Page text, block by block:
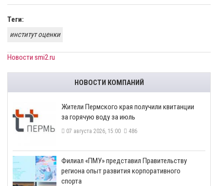
Теги:
институт оценки
Новости smi2.ru
НОВОСТИ КОМПАНИЙ
​Жители Пермского края получили квитанции
за горячую воду за июль
07 августа 2026, 15:00 486
​Филиал «ПМУ» представил Правительству
региона опыт развития корпоративного
спорта